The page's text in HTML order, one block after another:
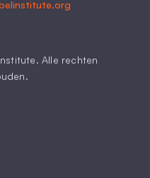
Alle rechten